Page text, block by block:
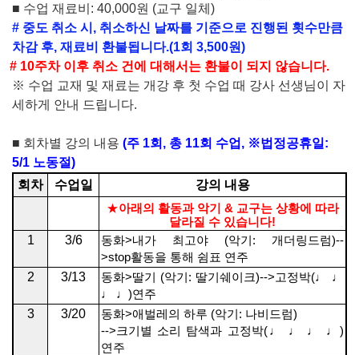
■ 수업 재료비 : 40,000원 (교구 일체 )
# 중도 취소 시 , 취소하신 날짜를 기준으로 진행된 횟수만큼
차감 후, 재 료비 환불됩니다.(1회 3,500원)
# 10주차 이후 취소 건에 대해서는 환불이 되지 않습니다.
※ 수업 교재 및 재료는 개강 후 첫 수업 때 강사 선생님이 자
세하게 안내 드립니다.
■ 회차별 강의 내용 (주 1회 , 총 11회 수업 , ※법정공휴일 :
5/1 노동절)
회차
수업일 강의 내용
★아래의 활동과 악기 & 교구는 상황에 따라
달라질 수 있습니다!
1 3/6 동화>내가 최고야 (악기 : 개더링드럼)--
>stop활동을 통해 쉼표 연주
2 3/13 동화>딸기 (악기 : 딸기쉐이크)-->고정박(♩ ♩
♩ ♩ )연주
3 3/20 동화>애벌레의 하루 (악기 : 나비드럼)
-->크기별 소리 탐색과 고정박(♩ ♩ ♩ ♩)
연주